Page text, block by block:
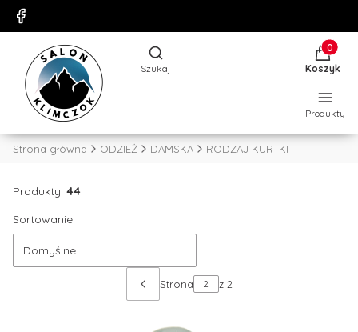
Otwórz wyszukiwarkę
Szukaj Koszyk
Produkty
Strona główna ODZIEŻ DAMSKA RODZAJ KURTKI
Produkty: 44
Sortowanie:
Domyślne
Strona z 2